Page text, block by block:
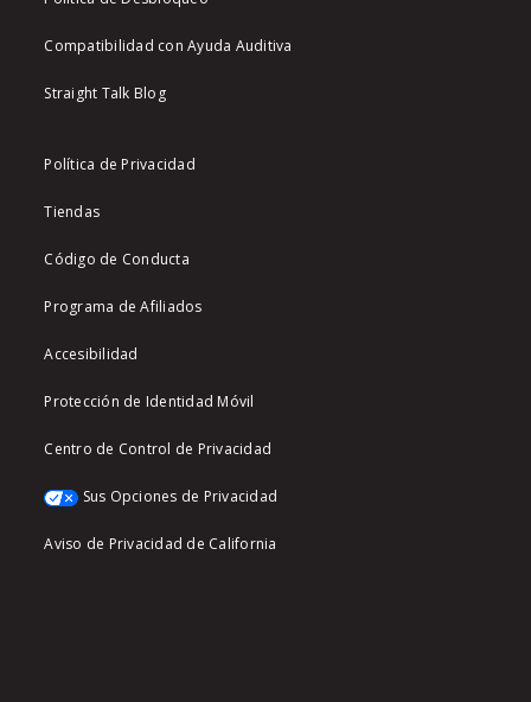
Compatibilidad con Ayuda Auditiva
Straight Talk Blog
Política de Privacidad
Tiendas
Código de Conducta
Programa de Afiliados
Accesibilidad
Protección de Identidad Móvil
Centro de Control de Privacidad
Sus Opciones de Privacidad
Aviso de Privacidad de California